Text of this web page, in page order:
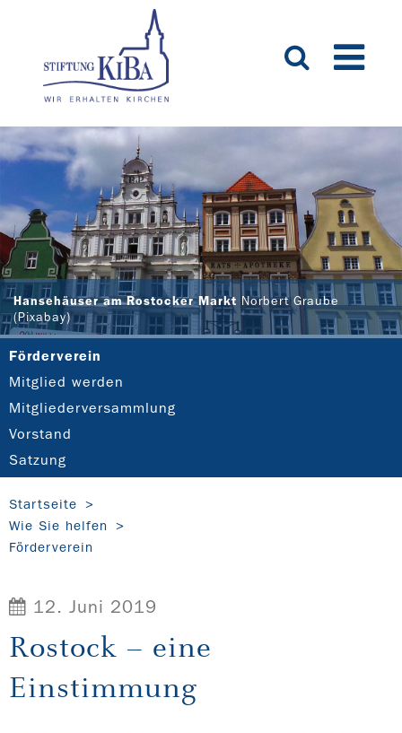
Hansehäuser am Rostocker Markt Norbert Graube
(Pixabay)
Förderverein
Mitglied werden
Mitgliederversammlung
Vorstand
Satzung
Startseite
Wie Sie helfen
Förderverein
12. Juni 2019
Rostock – eine
Einstimmung